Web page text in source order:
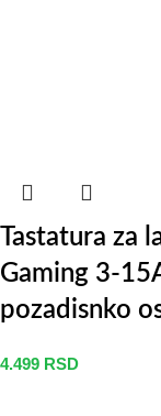
Tastatura za
Gaming 3-
pozadisnko
4.499 RSD